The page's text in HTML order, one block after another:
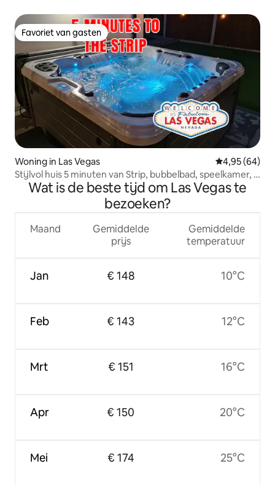
Favoriet van gasten
Favoriet van gasten
Woning in Las Vegas Gemiddelde
4,95 (64)
Stijlvol huis 5 minuten van Strip, bubbelbad, speelkamer, 7
slaapplaatsen
Wat is de beste tijd om Las Vegas te
bezoeken?
Maand
Jan
Feb
Mrt
Apr
Mei
Gemiddelde
prijs
€ 148
€ 143
€ 151
€ 150
€ 174
Gemiddelde
temperatuur
10°C
12°C
16°C
20°C
25°C